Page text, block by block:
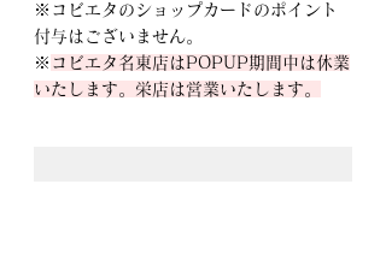
※コビエタのショップカードのポイント
付与はございません。
※ コビエタ名東店はPOPUP期間中は休業
いたします。栄店は営業いたします。